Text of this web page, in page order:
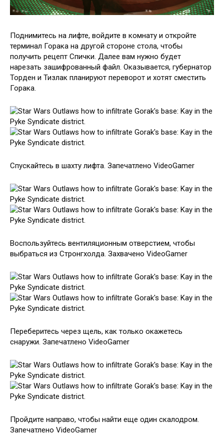
Поднимитесь на лифте, войдите в комнату и откройте
терминал Горака на другой стороне стола, чтобы
получить рецепт Спички. Далее вам нужно будет
нарезать зашифрованный файл. Оказывается, губернатор
Торден и Тизлак планируют переворот и хотят сместить
Горака.
Спускайтесь в шахту лифта. Запечатлено VideoGamer
Воспользуйтесь вентиляционным отверстием, чтобы
выбраться из Стронгхолда. Захвачено VideoGamer
Переберитесь через щель, как только окажетесь
снаружи. Запечатлено VideoGamer
Пройдите направо, чтобы найти еще один скалодром.
Запечатлено VideoGamer